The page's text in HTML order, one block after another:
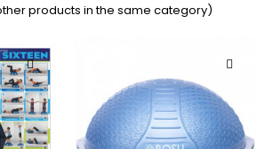
products in the same category)